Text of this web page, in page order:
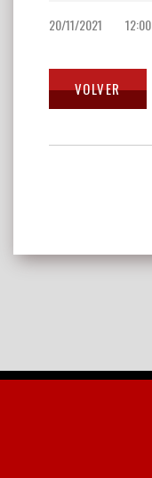
20/11/2021
12:00